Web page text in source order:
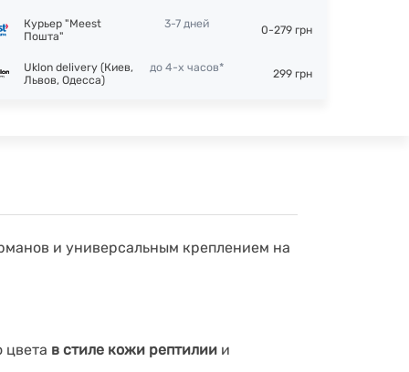
Курьер "Meest
Пошта"
3-7 дней 0-279 грн
Uklon delivery (Киев,
Львов, Одесса)
до 4-х часов* 299 грн
и универсальным креплением на
цвета в стиле кожи рептилии и